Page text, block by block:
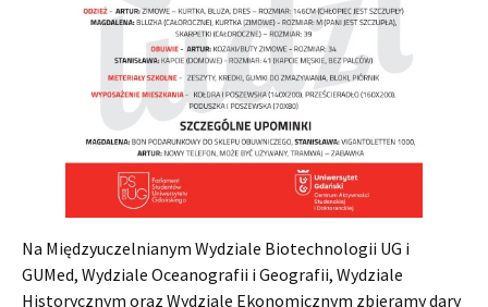
Na Międzyuczelnianym Wydziale Biotechnologii UG i
GUMed, Wydziale Oceanografii i Geografii, Wydziale
Historycznym oraz Wydziale Ekonomicznym zbieramy dary